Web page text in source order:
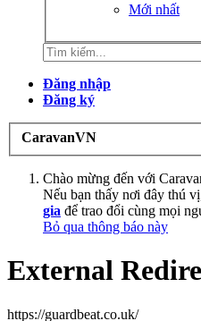
Mới nhất
Đăng nhập
Đăng ký
CaravanVN
Chào mừng đến với
Nếu bạn thấy nơi đây thú
gia để trao đổi cùng mọi
Bỏ qua thông báo này
External
https://guardbeat.co.uk/